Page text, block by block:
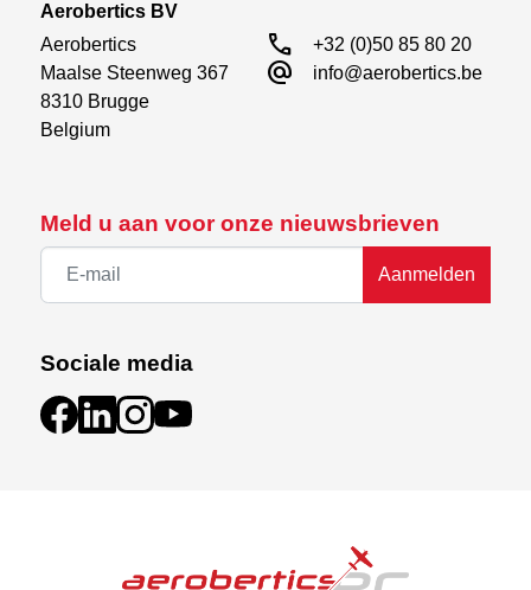
Meld u aan voor onze nieuwsbrieven
Aanmelden
Sociale media
Aerobertics BV
Aerobertics
Maalse Steenweg 367
8310 Brugge
Belgium
call +32 (0)50 85 80 20
alternate_email info@aerobertics.be